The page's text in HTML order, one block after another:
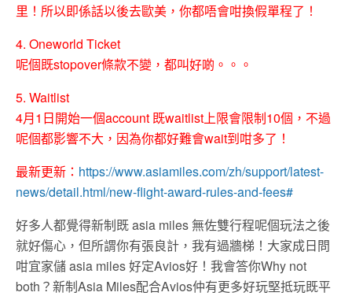
里！所以即係話以後去歐美，你都唔會咁換假單程了！
4. Oneworld Ticket
呢個既stopover條款不變，都叫好啲。。。
5. Waitlist
4月1日開始一個account 既waitlist上限會限制10個，不過
呢個都影響不大，因為你都好難會wait到咁多了！
最新更新： https://www.asiamiles.com/zh/support/latest-
news/detail.html/new-flight-award-rules-and-fees#
好多人都覺得新制既 asia miles 無佐雙行程呢個玩法之後
就好傷心，但所謂你有張良計，我有過牆梯！大家成日問
咁宜家儲 asia miles 好定Avios好！我會答你Why not
both？新制Asia Miles配合Avios仲有更多好玩堅抵玩既平